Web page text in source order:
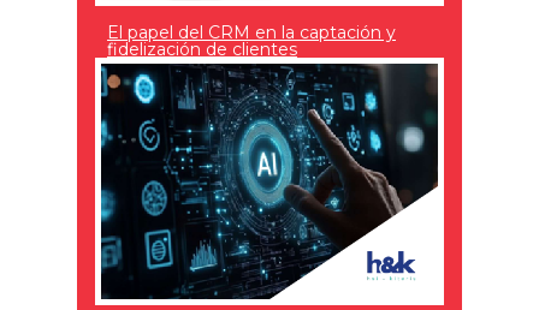
El papel del CRM en la captación y
fidelización de clientes